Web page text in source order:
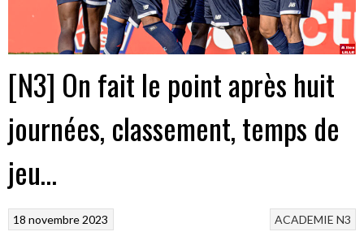
[N3] On fait le point après huit
journées, classement, temps de
jeu…
ACADEMIE N3
18 novembre 2023